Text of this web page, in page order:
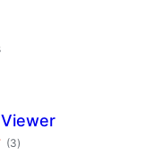
(3arvosanat
yhteensä
)